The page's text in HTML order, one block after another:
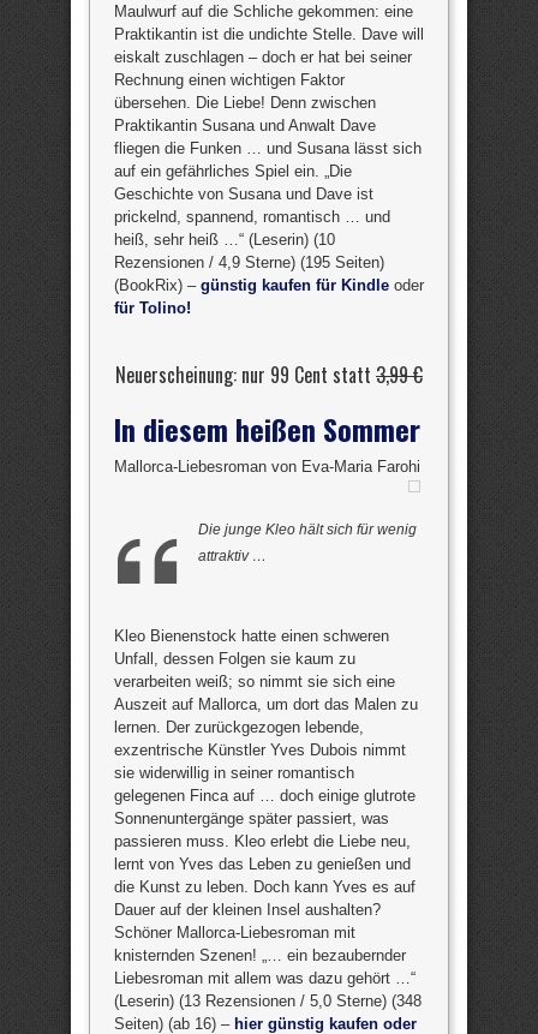
Maulwurf auf die Schliche gekommen: eine
Praktikantin ist die undichte Stelle. Dave will
eiskalt zuschlagen – doch er hat bei seiner
Rechnung einen wichtigen Faktor
übersehen. Die Liebe! Denn zwischen
Praktikantin Susana und Anwalt Dave
fliegen die Funken … und Susana lässt sich
auf ein gefährliches Spiel ein. „Die
Geschichte von Susana und Dave ist
prickelnd, spannend, romantisch … und
heiß, sehr heiß …“ (Leserin) (10
Rezensionen / 4,9 Sterne) (195 Seiten)
(BookRix) – günstig kaufen für Kindle oder
für Tolino!
Neuerscheinung: nur 99 Cent statt 3,99 €
In diesem heißen Sommer
Mallorca-Liebesroman von Eva-Maria Farohi
Die junge Kleo hält sich für wenig
attraktiv …
Kleo Bienenstock hatte einen schweren
Unfall, dessen Folgen sie kaum zu
verarbeiten weiß; so nimmt sie sich eine
Auszeit auf Mallorca, um dort das Malen zu
lernen. Der zurückgezogen lebende,
exzentrische Künstler Yves Dubois nimmt
sie widerwillig in seiner romantisch
gelegenen Finca auf … doch einige glutrote
Sonnenuntergänge später passiert, was
passieren muss. Kleo erlebt die Liebe neu,
lernt von Yves das Leben zu genießen und
die Kunst zu leben. Doch kann Yves es auf
Dauer auf der kleinen Insel aushalten?
Schöner Mallorca-Liebesroman mit
knisternden Szenen! „… ein bezaubernder
Liebesroman mit allem was dazu gehört …“
(Leserin) (13 Rezensionen / 5,0 Sterne) (348
Seiten) (ab 16) – hier günstig kaufen oder